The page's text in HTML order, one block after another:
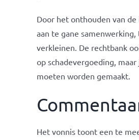
Door het onthouden van
aan te gane
verkleinen. De rechtbank
op schadevergoeding,
moeten worden gemaakt.
Het vonnis toont een te